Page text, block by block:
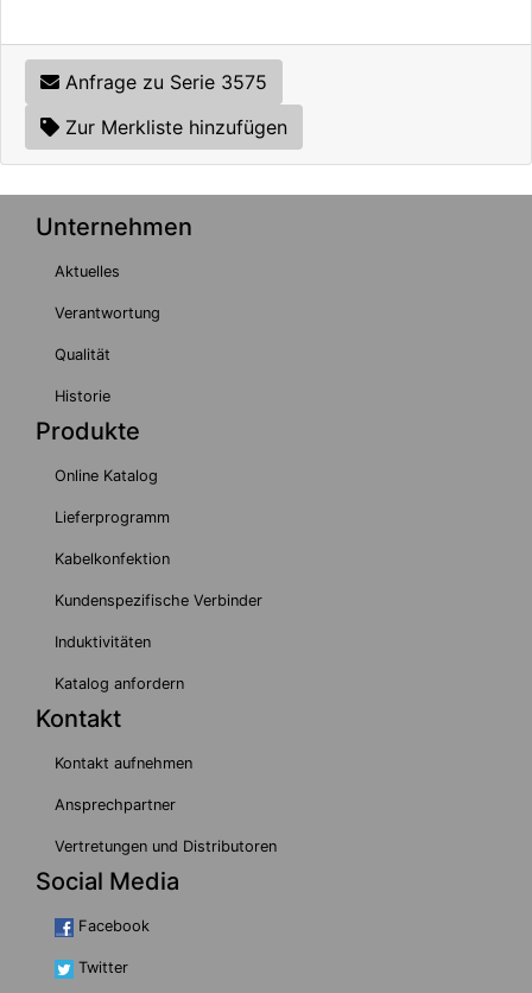
Anfrage zu Serie 3575
Zur Merkliste hinzufügen
Unternehmen
Aktuelles
Verantwortung
Qualität
Historie
Produkte
Online Katalog
Lieferprogramm
Kabelkonfektion
Kundenspezifische Verbinder
Induktivitäten
Katalog anfordern
Kontakt
Kontakt aufnehmen
Ansprechpartner
Vertretungen und Distributoren
Social Media
Facebook
Twitter